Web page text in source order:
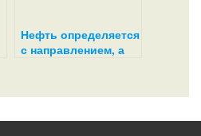
Нефть определяется
с направлением, а